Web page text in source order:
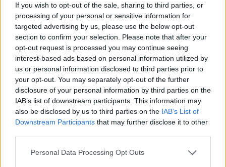
If you wish to opt-out of the sale, sharing to third parties, or
processing of your personal or sensitive information for
targeted advertising by us, please use the below opt-out
section to confirm your selection. Please note that after your
opt-out request is processed you may continue seeing
interest-based ads based on personal information utilized by
us or personal information disclosed to third parties prior to
your opt-out. You may separately opt-out of the further
disclosure of your personal information by third parties on the
IAB’s list of downstream participants. This information may
also be disclosed by us to third parties on the IAB’s List of
Downstream Participants that may further disclose it to other
Personal Data Processing Opt Outs
Vége a titkolózásnak a magyar
munkahelyeken: így tudhatod meg végre,
valójában mennyit keresnek a többiek
Magyarországon is új korszakot hoz az Európai Unió
bértranszparencia-szabályozása, amely minden eddiginél
átláthatóbbá teszi a vállalati javadalmazást: